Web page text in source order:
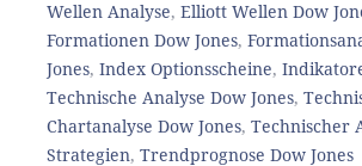
Wellen Analyse, Elliott Wellen Dow
Formationen Dow Jones,
Jones, Index Optionsscheine,
Technische Analyse Dow Jones,
Chartanalyse Dow Jones, Technischer
Strategien, Trendprognose Dow Jones